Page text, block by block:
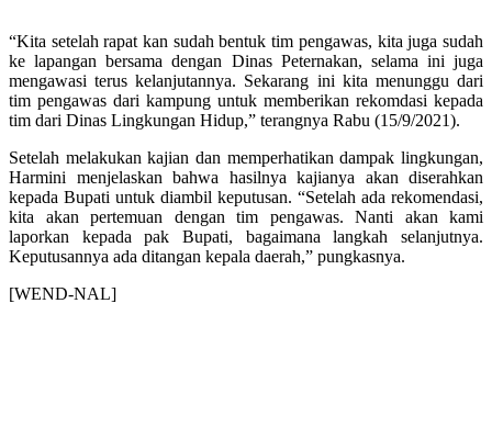
“Kita setelah rapat kan sudah bentuk tim pengawas, kita juga sudah
ke lapangan bersama dengan Dinas Peternakan, selama ini juga
mengawasi terus kelanjutannya. Sekarang ini kita menunggu dari
tim pengawas dari kampung untuk memberikan rekomdasi kepada
tim dari Dinas Lingkungan Hidup,” terangnya Rabu (15/9/2021).
Setelah melakukan kajian dan memperhatikan dampak lingkungan,
Harmini menjelaskan bahwa hasilnya kajianya akan diserahkan
kepada Bupati untuk diambil keputusan. “Setelah ada rekomendasi,
kita akan pertemuan dengan tim pengawas. Nanti akan kami
laporkan kepada pak Bupati, bagaimana langkah selanjutnya.
Keputusannya ada ditangan kepala daerah,” pungkasnya.
[WEND-NAL]